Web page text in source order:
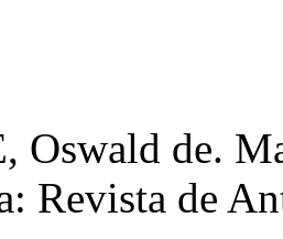
Oswald de.
Revista de